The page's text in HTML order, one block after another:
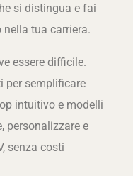
si distingua e fai
tua carriera.
essere difficile.
per semplificare
intuitivo e modelli
personalizzare e
senza costi